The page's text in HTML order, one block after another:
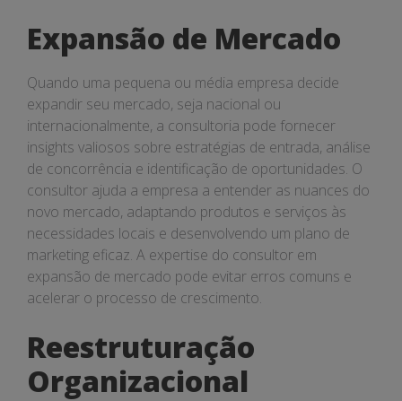
Expansão de Mercado
Quando uma pequena ou média empresa decide
expandir seu mercado, seja nacional ou
internacionalmente, a consultoria pode fornecer
insights valiosos sobre estratégias de entrada, análise
de concorrência e identificação de oportunidades. O
consultor ajuda a empresa a entender as nuances do
novo mercado, adaptando produtos e serviços às
necessidades locais e desenvolvendo um plano de
marketing eficaz. A expertise do consultor em
expansão de mercado pode evitar erros comuns e
acelerar o processo de crescimento.
Reestruturação
Organizacional